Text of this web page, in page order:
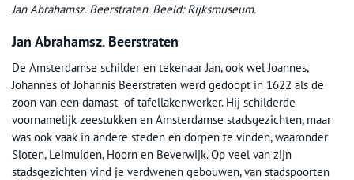
Jan Abrahamsz. Beerstraten. Beeld: Rijksmuseum.
Jan Abrahamsz. Beerstraten
De Amsterdamse schilder en tekenaar Jan, ook wel Joannes,
Johannes of Johannis Beerstraten werd gedoopt in 1622 als de
zoon van een damast- of tafellakenwerker. Hij schilderde
voornamelijk zeestukken en Amsterdamse stadsgezichten, maar
was ook vaak in andere steden en dorpen te vinden, waaronder
Sloten, Leimuiden, Hoorn en Beverwijk. Op veel van zijn
stadsgezichten vind je verdwenen gebouwen, van stadspoorten